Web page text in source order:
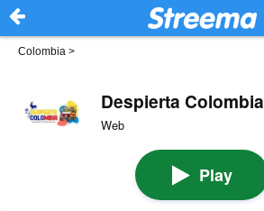
Colombia >
Despierta Colombia
Web
Play